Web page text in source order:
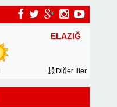
ELAZIĞ
Diğer İller